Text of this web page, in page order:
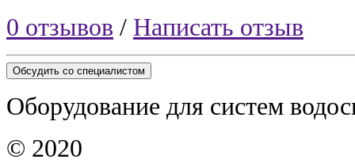
0 отзывов / Написать отзыв
Обсудить со специалистом
Оборудование для систем
© 2020